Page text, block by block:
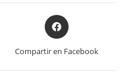
Compartir en Facebook